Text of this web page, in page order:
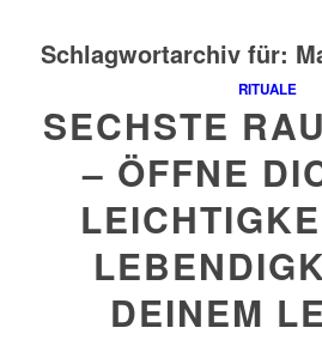
Schlagwortarchiv für:
RITUALE
SECHSTE
– ÖFFNE
DEINEM